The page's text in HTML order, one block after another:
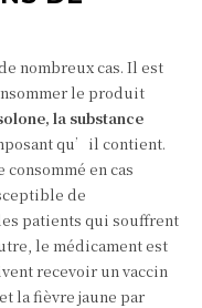
nombreux cas. Il est
le produit
la substance
qu’il contient.
en cas
de
patients qui souffrent
le médicament est
recevoir un vaccin
la fièvre jaune par